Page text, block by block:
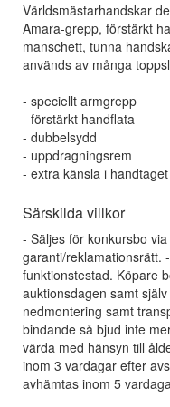
Världsmästarhandskar
Amara-grepp, förstärkt
manschett, tunna
används av många
- speciellt armgrepp
- förstärkt handflata
- dubbelsydd
- uppdragningsrem
- extra känsla i
Särskilda villkor
- Säljes för konkursbo
garanti/reklamationsrätt.
funktionstestad. Köpare
auktionsdagen samt
nedmontering samt
bindande så bjud inte
värda med hänsyn till
inom 3 vardagar efter
avhämtas inom 5